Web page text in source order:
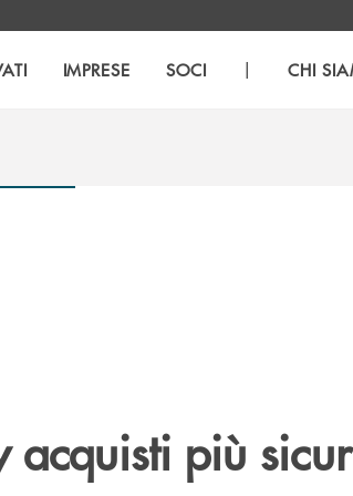
IMPRESE SOCI | CHI
acquisti più